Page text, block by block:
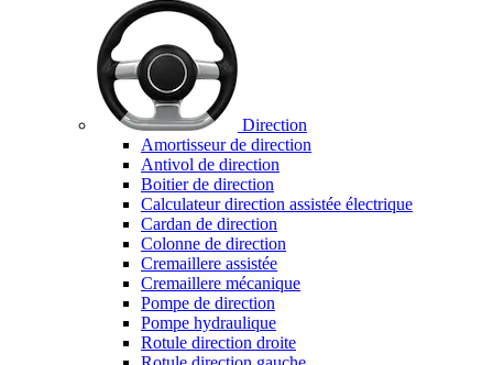
Direction
Amortisseur de direction
Antivol de direction
Boitier de direction
Calculateur direction assistée électrique
Cardan de direction
Colonne de direction
Cremaillere assistée
Cremaillere mécanique
Pompe de direction
Pompe hydraulique
Rotule direction droite